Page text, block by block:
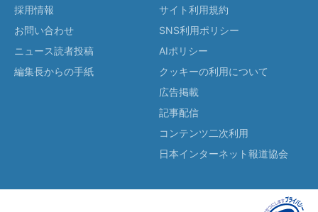
採用情報
お問い合わせ
ニュース読者投稿
編集長からの手紙
サイト利用規約
SNS利用ポリシー
AIポリシー
クッキーの利用について
広告掲載
記事配信
コンテンツ二次利用
日本インターネット報道協会